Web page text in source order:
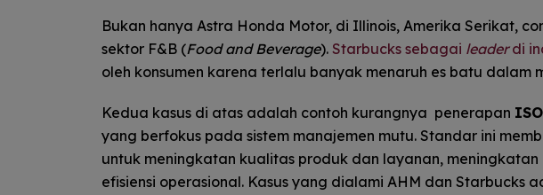
Bukan hanya Astra Honda Motor, di Illinois, Amerika Serikat,
sektor F&B (Food and Beverage). Starbucks sebagai leaderdi
oleh konsumen karena terlalu banyak menaruh es batu dalam
Kedua kasus di atas adalah contoh kurangnya penerapan
yang berfokus pada sistem manajemen mutu. Standar ini
untuk meningkatan kualitas produk dan layanan,
efisiensi operasional. Kasus yang dialami AHM dan Starbucks